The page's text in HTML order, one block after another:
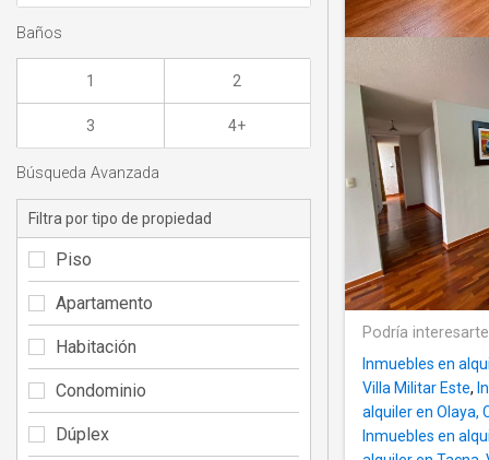
Podría
Inmuebles en
Villa Militar Este,
alquiler en Olaya,
Inmuebles en
Baños
1 2
3 4+
Búsqueda Avanzada
Filtra por tipo de propiedad
Piso
Apartamento
Habitación
Condominio
Dúplex